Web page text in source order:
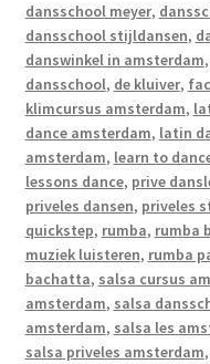
dansschool meyer,
dansschool stijldansen,
danswinkel in amsterdam,
dansschool, de kluiver,
klimcursus amsterdam,
dance amsterdam, latin
amsterdam, learn to
lessons dance, prive
priveles dansen, priveles
quickstep, rumba, rumba
muziek luisteren, rumba
bachatta, salsa cursus
amsterdam, salsa
amsterdam, salsa les
salsa priveles amsterdam,